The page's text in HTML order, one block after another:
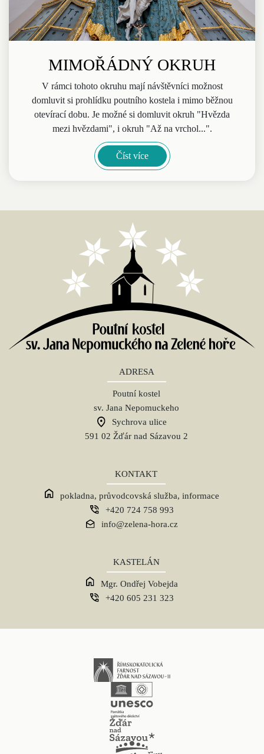
MIMOŘÁDNÝ OKRUH
V rámci tohoto okruhu mají návštěvníci možnost
domluvit si prohlídku poutního kostela i mimo běžnou
otevírací dobu. Je možné si domluvit okruh "Hvězda
mezi hvězdami", i okruh "Až na vrchol...".
Číst více
ADRESA
Poutní kostel
sv. Jana Nepomuckeho
Sychrova ulice
591 02 Žďár nad Sázavou 2
KONTAKT
pokladna, průvodcovská služba, informace
+420 724 758 993
info@zelena-hora.cz
KASTELÁN
Mgr. Ondřej Vobejda
+420 605 231 323